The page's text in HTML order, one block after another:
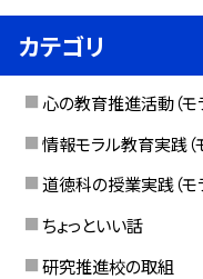
カテゴリ
心の教育推進活動（モ
情報モラル教育実践（
道徳科の授業実践（モ
ちょっといい話
研究推進校の取組